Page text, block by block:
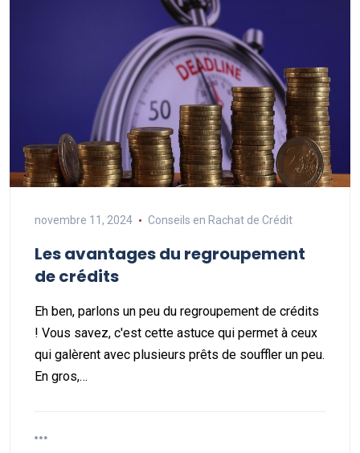
novembre 11, 2024 Conseils en Rachat de Crédit
Les avantages du regroupement
de crédits
Eh ben, parlons un peu du regroupement de crédits
! Vous savez, c'est cette astuce qui permet à ceux
qui galèrent avec plusieurs prêts de souffler un peu.
En gros,…